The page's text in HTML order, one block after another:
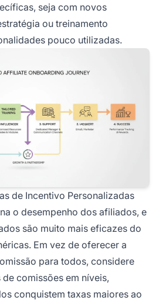
seja com novos
ou treinamento
pouco utilizadas.
de Incentivo Personalizadas
o desempenho dos afiliados, e
são muito mais eficazes do
Em vez de oferecer a
para todos, considere
comissões em níveis,
conquistem taxas maiores ao